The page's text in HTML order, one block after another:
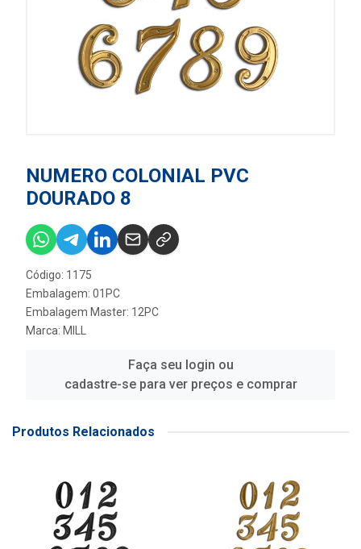
NUMERO COLONIAL PVC
DOURADO 8
Código: 1175
Embalagem: 01PC
Embalagem Master: 12PC
Marca: MILL
Faça seu login ou
cadastre-se para ver preços e comprar
Produtos Relacionados